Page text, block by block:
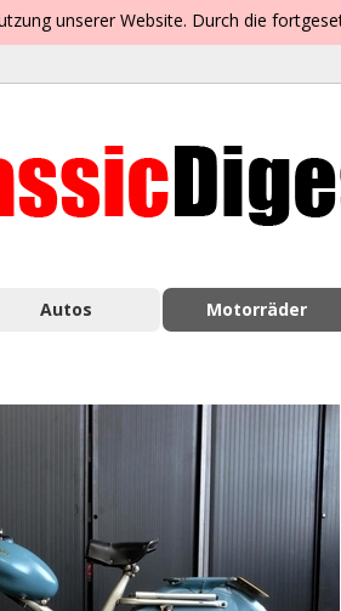
unserer Website. Durch die
Autos Motorräder